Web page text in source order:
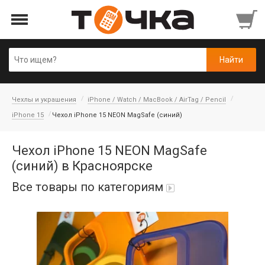
Чехлы и украшения
iPhone / Watch / MacBook / AirTag / Pencil
iPhone 15
Чехол iPhone 15 NEON MagSafe (синий)
Чехол iPhone 15 NEON MagSafe
(синий) в Красноярске
Все товары по категориям
Автопарфюм
Аккумуляторы портативные